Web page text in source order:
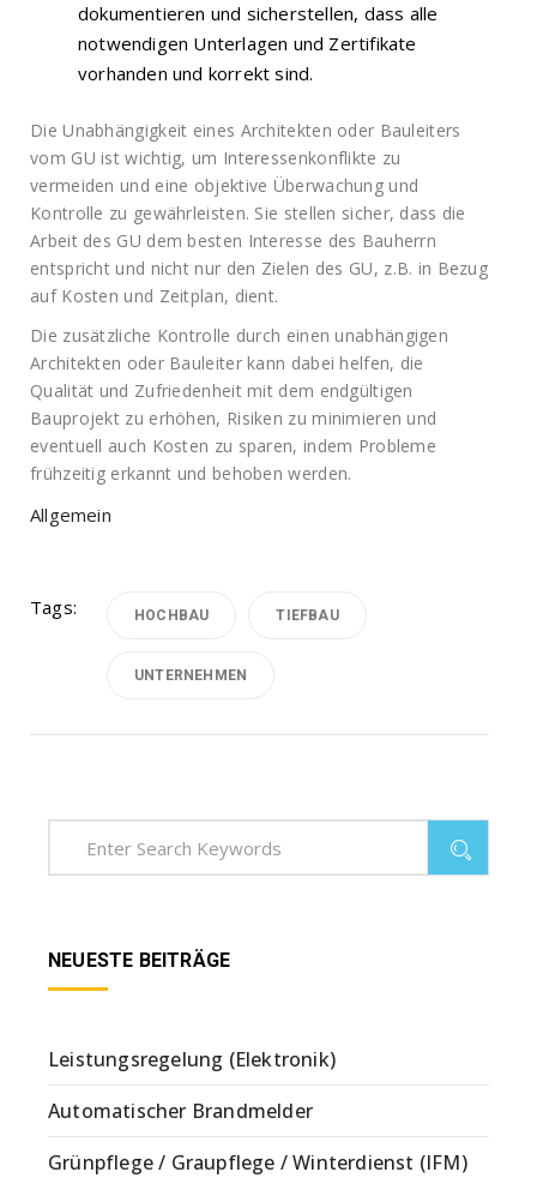
dokumentieren und sicherstellen, dass alle
notwendigen Unterlagen und Zertifikate
vorhanden und korrekt sind.
Die Unabhängigkeit eines Architekten oder Bauleiters
vom GU ist wichtig, um Interessenkonflikte zu
vermeiden und eine objektive Überwachung und
Kontrolle zu gewährleisten. Sie stellen sicher, dass die
Arbeit des GU dem besten Interesse des Bauherrn
entspricht und nicht nur den Zielen des GU, z.B. in Bezug
auf Kosten und Zeitplan, dient.
Die zusätzliche Kontrolle durch einen unabhängigen
Architekten oder Bauleiter kann dabei helfen, die
Qualität und Zufriedenheit mit dem endgültigen
Bauprojekt zu erhöhen, Risiken zu minimieren und
eventuell auch Kosten zu sparen, indem Probleme
frühzeitig erkannt und behoben werden.
Allgemein
Tags: HOCHBAU TIEFBAU
UNTERNEHMEN
NEUESTE BEITRÄGE
Leistungsregelung (Elektronik)
Automatischer Brandmelder
Grünpflege / Graupflege / Winterdienst (IFM)